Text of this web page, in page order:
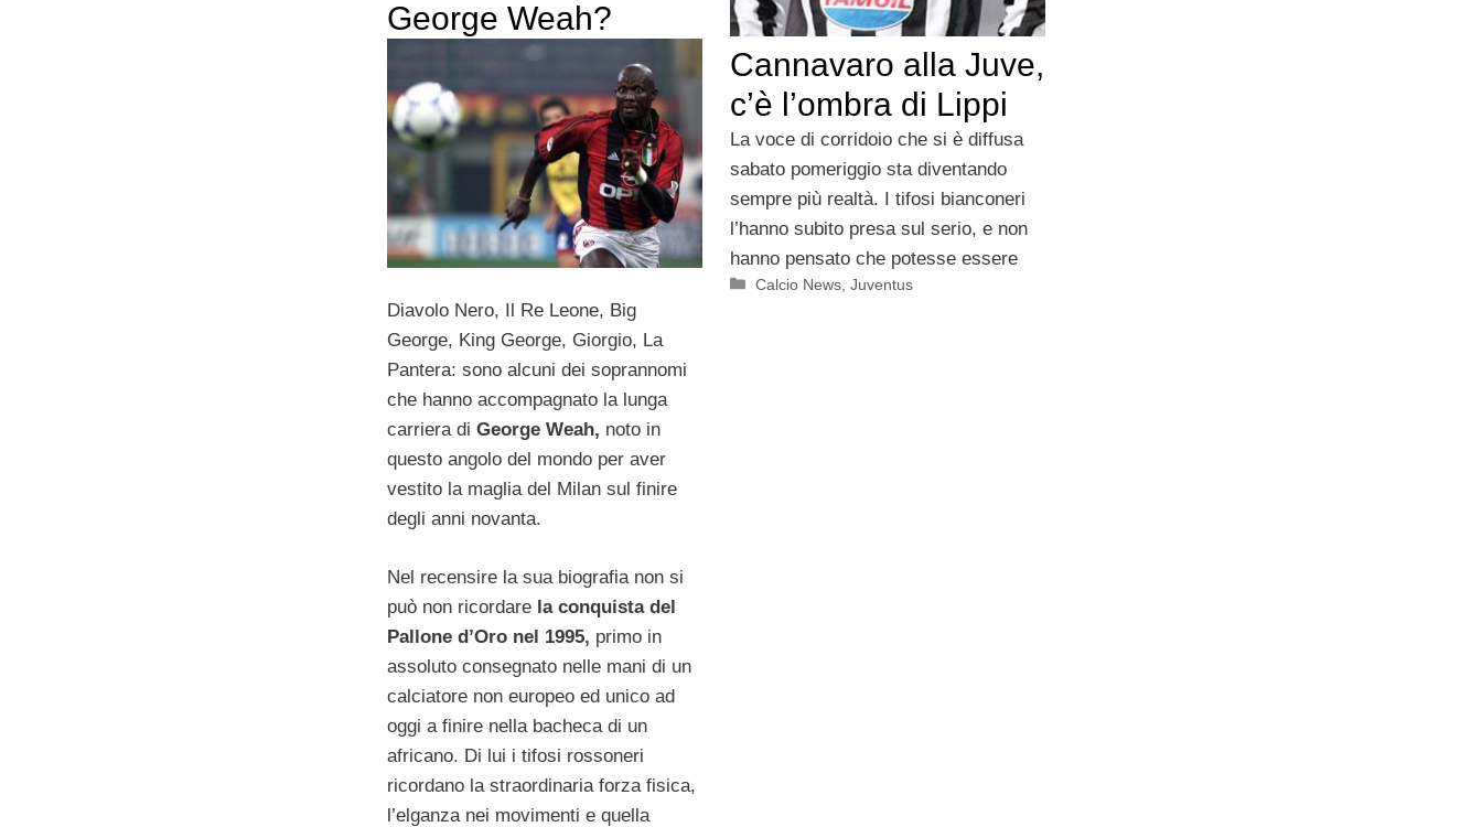
George Weah?
Diavolo Nero, Il Re Leone, Big
George, King George, Giorgio, La
Pantera: sono alcuni dei soprannomi
che hanno accompagnato la lunga
carriera di George Weah, noto in
questo angolo del mondo per aver
vestito la maglia del Milan sul finire
degli anni novanta.
Nel recensire la sua biografia non si
può non ricordarela conquista del
Pallone d’Oro nel 1995, primo in
assoluto consegnato nelle mani di un
calciatore non europeo ed unico ad
oggi a finire nella bacheca di un
africano. Di lui i tifosi rossoneri
ricordano la straordinaria forza fisica,
l’elganza nei movimenti e quella
Cannavaro alla Juve,
c’è l’ombra di Lippi
La voce di corridoio che si è diffusa
sabato pomeriggio sta diventando
sempre più realtà. I tifosi bianconeri
l’hanno subito presa sul serio, e non
hanno pensato che potesse essere
Categorie
Calcio News ,Juventus